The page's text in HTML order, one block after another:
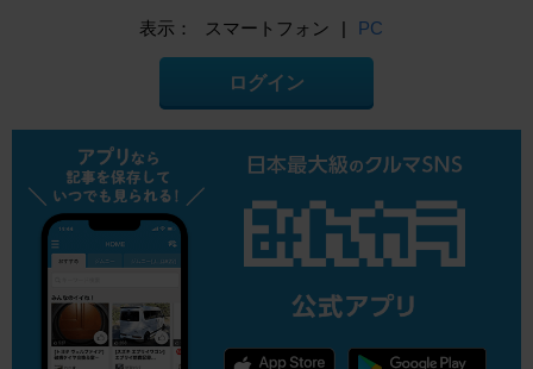
表示： スマートフォン | PC
ログイン